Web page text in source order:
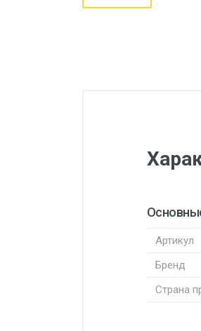
Артикул
Бренд
Страна